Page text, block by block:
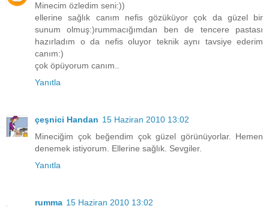
Minecim özledim seni:))
ellerine sağlık canım nefis gözüküyor çok da güzel bir
sunum olmuş:)rummacığımdan ben de tencere pastası
hazırladım o da nefis oluyor teknik aynı tavsiye ederim
canım:)
çok öpüyorum canım..
Yanıtla
çeşnici Handan 15 Haziran 2010 13:02
Mineciğim çok beğendim çok güzel görünüyorlar. Hemen
denemek istiyorum. Ellerine sağlık. Sevgiler.
Yanıtla
rumma 15 Haziran 2010 13:02